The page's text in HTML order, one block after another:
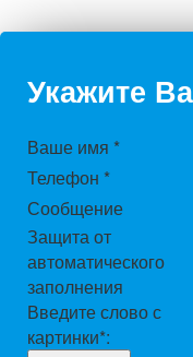
Укажите
Ваше имя *
Телефон *
Сообщение
Защита от
автоматического
заполнения
Введите слово с
картинки*: